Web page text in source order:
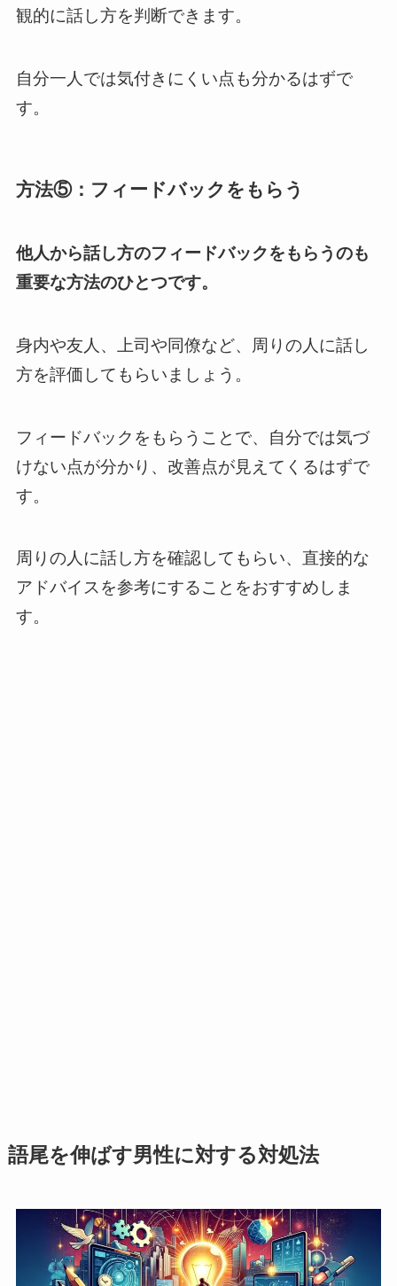
観的に話し方を判断できます。
自分一人では気付きにくい点も分かるはずで
す。
方法⑤：フィードバックをもらう
他人から話し方のフィードバックをもらうのも
重要な方法のひとつです。
身内や友人、上司や同僚など、周りの人に話し
方を評価してもらいましょう。
フィードバックをもらうことで、自分では気づ
けない点が分かり、改善点が見えてくるはずで
す。
周りの人に話し方を確認してもらい、直接的な
アドバイスを参考にすることをおすすめしま
す。
語尾を伸ばす男性に対する対処法